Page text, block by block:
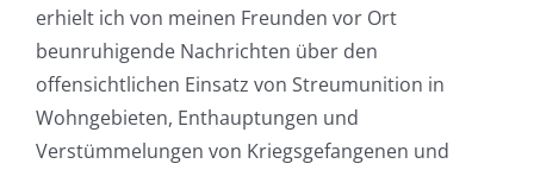
erhielt ich von meinen Freunden vor Ort
beunruhigende Nachrichten über den
offensichtlichen Einsatz von Streumunition in
Wohngebieten, Enthauptungen und
Verstümmelungen von Kriegsgefangenen und